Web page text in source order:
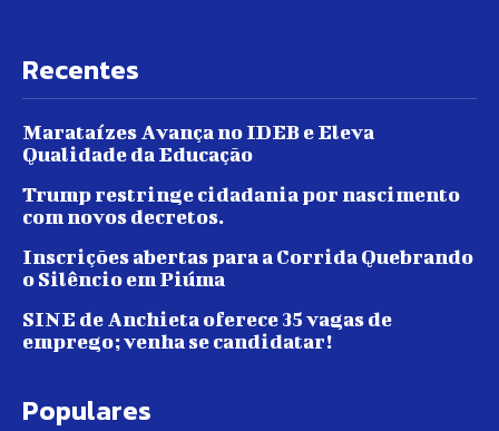
Recentes
Marataízes Avança no IDEB e Eleva
Qualidade da Educação
Trump restringe cidadania por nascimento
com novos decretos.
Inscrições abertas para a Corrida Quebrando
o Silêncio em Piúma
SINE de Anchieta oferece 35 vagas de
emprego; venha se candidatar!
Populares